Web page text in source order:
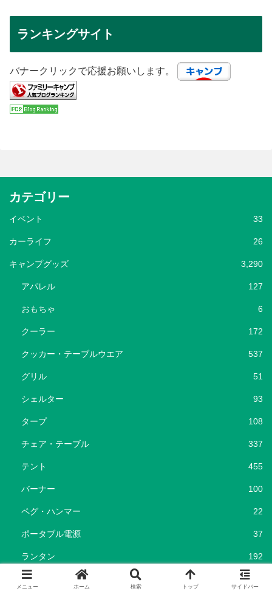
ランキングサイト
バナークリックで応援お願いします。
カテゴリー
イベント 33
カーライフ 26
キャンプグッズ 3,290
アパレル 127
おもちゃ 6
クーラー 172
クッカー・テーブルウエア 537
グリル 51
シェルター 93
タープ 108
チェア・テーブル 337
テント 455
バーナー 100
ペグ・ハンマー 22
ポータブル電源 37
ランタン 192
収納 362
メニュー ホーム 検索 トップ サイドバー